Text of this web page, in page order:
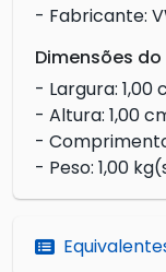
- Fabricante:
Dimensões
- Largura: 1,00
- Altura: 1,00
-
- Peso: 1,00